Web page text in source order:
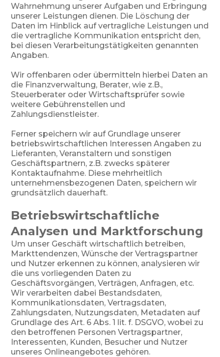
Wahrnehmung unserer Aufgaben und Erbringung
unserer Leistungen dienen. Die Löschung der
Daten im Hinblick auf vertragliche Leistungen und
die vertragliche Kommunikation entspricht den,
bei diesen Verarbeitungstätigkeiten genannten
Angaben.
Wir offenbaren oder übermitteln hierbei Daten an
die Finanzverwaltung, Berater, wie z.B.,
Steuerberater oder Wirtschaftsprüfer sowie
weitere Gebührenstellen und
Zahlungsdienstleister.
Ferner speichern wir auf Grundlage unserer
betriebswirtschaftlichen Interessen Angaben zu
Lieferanten, Veranstaltern und sonstigen
Geschäftspartnern, z.B. zwecks späterer
Kontaktaufnahme. Diese mehrheitlich
unternehmensbezogenen Daten, speichern wir
grundsätzlich dauerhaft.
Betriebswirtschaftliche
Analysen und Marktforschung
Um unser Geschäft wirtschaftlich betreiben,
Markttendenzen, Wünsche der Vertragspartner
und Nutzer erkennen zu können, analysieren wir
die uns vorliegenden Daten zu
Geschäftsvorgängen, Verträgen, Anfragen, etc.
Wir verarbeiten dabei Bestandsdaten,
Kommunikationsdaten, Vertragsdaten,
Zahlungsdaten, Nutzungsdaten, Metadaten auf
Grundlage des Art. 6 Abs. 1 lit. f. DSGVO, wobei zu
den betroffenen Personen Vertragspartner,
Interessenten, Kunden, Besucher und Nutzer
unseres Onlineangebotes gehören.